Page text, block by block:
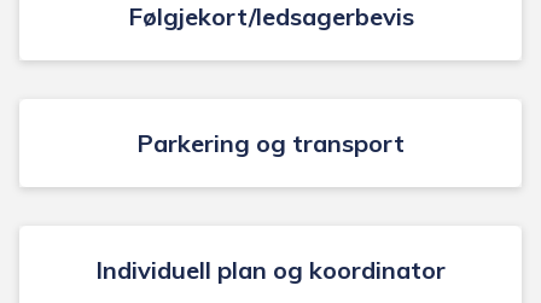
Følgjekort/ledsagerbevis
Parkering og transport
Individuell plan og koordinator